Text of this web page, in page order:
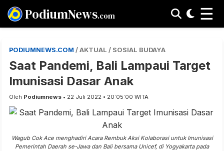
PodiumNews.com ☰
PODIUMNEWS.COM / AKTUAL / SOSIAL BUDAYA
Saat Pandemi, Bali Lampaui Target
Imunisasi Dasar Anak
Oleh Podiumnews • 22 Juli 2022 • 20:05:00 WITA
Wagub Cok Ace menghadiri Acara Rembuk Aksi Kolaborasi untuk Imunisasi
Pemerintah Daerah se-Jawa dan Bali bersama Unicef, di Yogyakarta pada